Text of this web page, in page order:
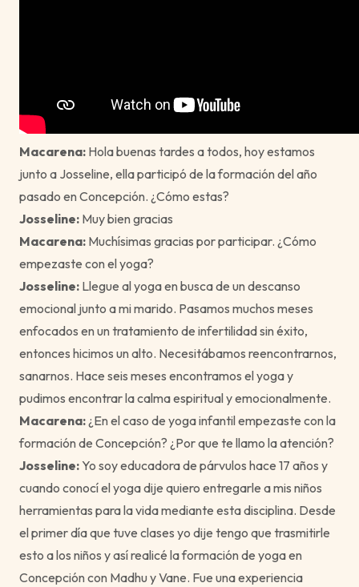
Macarena: Hola buenas tardes a todos, hoy estamos
junto a Josseline, ella participó de la formación del año
pasado en Concepción. ¿Cómo estas?
Josseline: Muy bien gracias
Macarena: Muchísimas gracias por participar. ¿Cómo
empezaste con el yoga?
Josseline: Llegue al yoga en busca de un descanso
emocional junto a mi marido. Pasamos muchos meses
enfocados en un tratamiento de infertilidad sin éxito,
entonces hicimos un alto. Necesitábamos reencontrarnos,
sanarnos. Hace seis meses encontramos el yoga y
pudimos encontrar la calma espiritual y emocionalmente.
Macarena:¿En el caso de yoga infantil empezaste con la
formación de Concepción? ¿Por que te llamo la atención?
Josseline: Yo soy educadora de párvulos hace 17 años y
cuando conocí el yoga dije quiero entregarle a mis niños
herramientas para la vida mediante esta disciplina. Desde
el primer día que tuve clases yo dije tengo que trasmitirle
esto a los niños y así realicé la formación de yoga en
Concepción con Madhu y Vane. Fue una experiencia